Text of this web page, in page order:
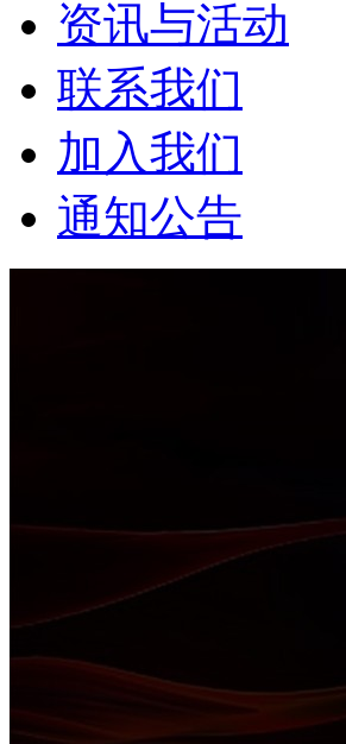
资讯与活动
联系我们
加入我们
通知公告